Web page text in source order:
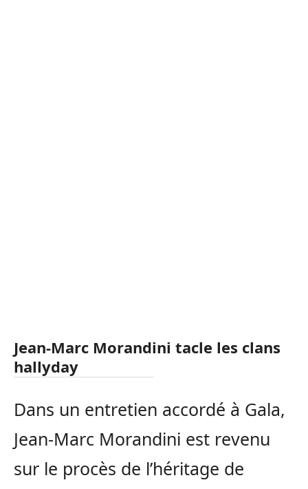
Jean-Marc Morandini tacle les clans
hallyday
Dans un entretien accordé à Gala,
Jean-Marc Morandini est revenu
sur le procès de l’héritage de